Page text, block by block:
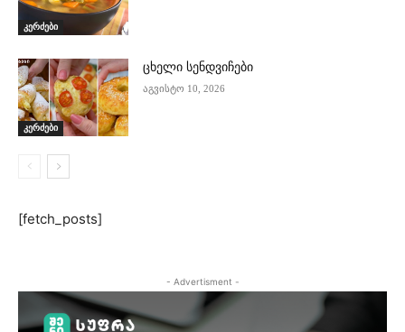
კერძები
კერძები
ცხელი სენდვიჩები
აგვისტო 10, 2026
[fetch_posts]
- Advertisment -